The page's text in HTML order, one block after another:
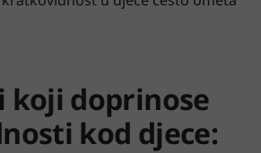
koji doprinose
kod djece: